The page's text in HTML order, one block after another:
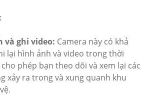
và ghi video: Camera này có khả
lại hình ảnh và video trong thời
phép bạn theo dõi và xem lại các
xảy ra trong và xung quanh khu